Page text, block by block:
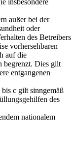
insbesondere
außer bei der
oder
des Betreibers
vorhersehbaren
auf die
begrenzt. Dies gilt
entgangenen
c gilt sinngemäß
des
nationalem